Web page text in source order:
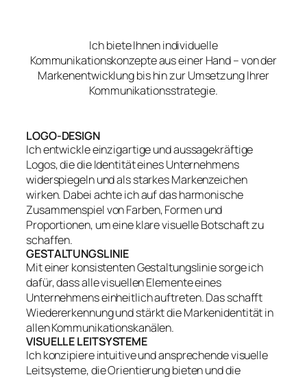
Ich biete Ihnen individuelle
Kommunikationskonzepte aus einer Hand – von der
Markenentwicklung bis hin zur Umsetzung Ihrer
Kommunikationsstrategie.
LOGO-DESIGN
Ich entwickle einzigartige und aussagekräftige
Logos, die die Identität eines Unternehmens
widerspiegeln und als starkes Markenzeichen
wirken. Dabei achte ich auf das harmonische
Zusammenspiel von Farben, Formen und
Proportionen, um eine klare visuelle Botschaft zu
schaffen.
GESTALTUNGSLINIE
Mit einer konsistenten Gestaltungslinie sorge ich
dafür, dass alle visuellen Elemente eines
Unternehmens einheitlich auftreten. Das schafft
Wiedererkennung und stärkt die Markenidentität in
allen Kommunikationskanälen.
VISUELLE LEITSYSTEME
Ich konzipiere intuitive und ansprechende visuelle
Leitsysteme, die Orientierung bieten und die